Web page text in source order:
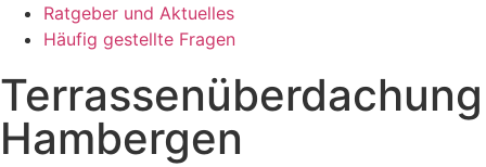
Ratgeber und Aktuelles
Häufig gestellte Fragen
Terrassenüberdachung
Hambergen